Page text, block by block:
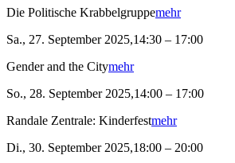
Die Politische Krabbelgruppemehr
Sa., 27. September 2025,14:30 – 17:00
Gender and the Citymehr
So., 28. September 2025,14:00 – 17:00
Randale Zentrale: Kinderfestmehr
Di., 30. September 2025,18:00 – 20:00